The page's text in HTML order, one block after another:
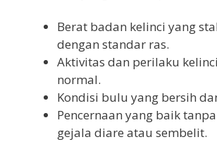
Berat badan kelinci yang
dengan standar ras.
Aktivitas dan perilaku
normal.
Kondisi bulu yang bersih
Pencernaan yang baik
gejala diare atau sembelit.